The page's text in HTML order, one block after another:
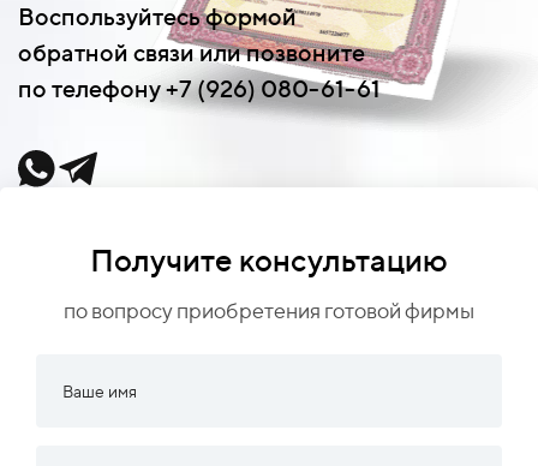
Воспользуйтесь формой
обратной связи или позвоните
по телефону +7 (926) 080-61-61
Получите консультацию
по вопросу приобретения готовой фирмы